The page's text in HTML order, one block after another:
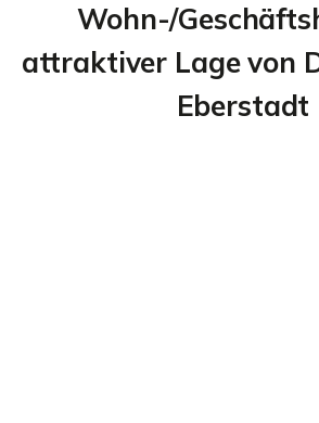
Wohn-/
attraktiver Lage von
Eberstadt